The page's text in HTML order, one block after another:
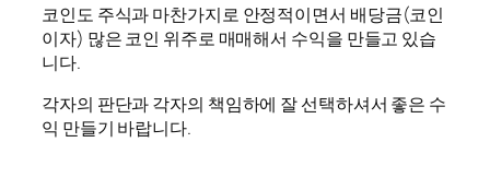
코인도 주식과 마찬가지로 안정적이면서 배당금(코인
이자) 많은 코인 위주로 매매해서 수익을 만들고 있습
니다.
각자의 판단과 각자의 책임하에 잘 선택하셔서 좋은 수
익 만들기 바랍니다.